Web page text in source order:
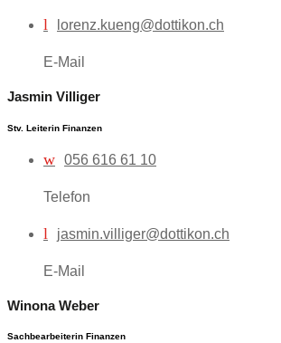
l lorenz.kueng@dottikon.ch
E-Mail
Jasmin Villiger
Stv. Leiterin Finanzen
w 056 616 61 10
Telefon
l jasmin.villiger@dottikon.ch
E-Mail
Winona Weber
Sachbearbeiterin Finanzen